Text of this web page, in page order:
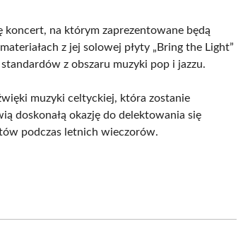
koncert, na którym zaprezentowane będą
z jej solowej płyty „Bring the Light”
z obszaru muzyki pop i jazzu.
muzyki celtyckiej, która zostanie
doskonałą okazję do delektowania się
podczas letnich wieczorów.